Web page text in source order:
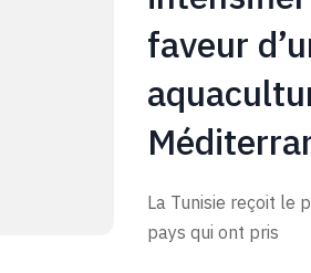
faveur
La Tunisie reçoit le
pays qui ont pris